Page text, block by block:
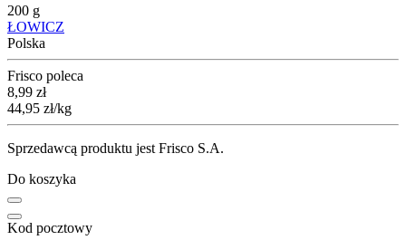
200 g
ŁOWICZ
Polska
Frisco poleca
Cena
8,99 zł
44,95 zł/kg
Sprzedawcą produktu jest Frisco S.A.
Do koszyka
Kod pocztowy